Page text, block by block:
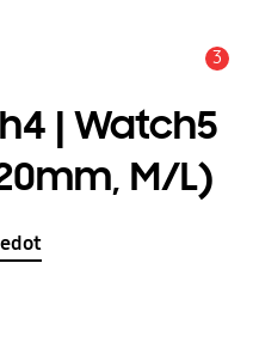
3
| Watch5
M/L)